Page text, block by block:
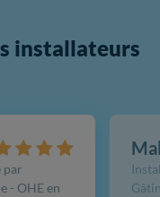
installateurs
par
- OHE en